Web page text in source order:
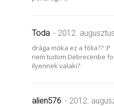
Toda - 2012.
drága móka ez a fólia?? :P
nem tudom Debrecenbe
ilyennek valaki?
alien576 - 2012.